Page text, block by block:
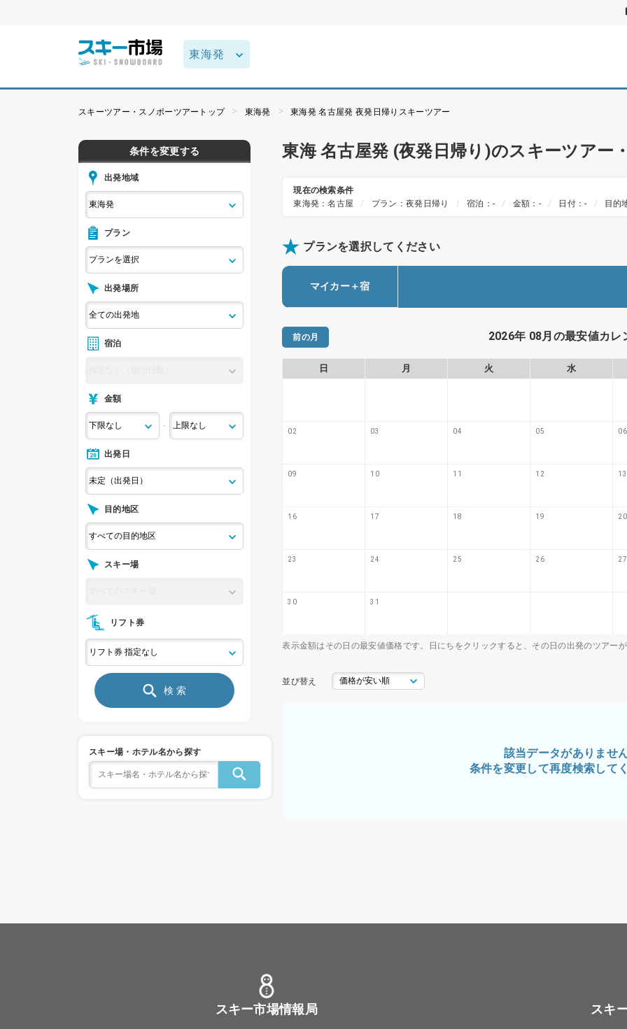
スキーツアー・スノボーツアートップ 東海発 東海発 名古屋発 夜発日帰りスキーツアー
条件を変更する
出発地域
プラン
出発場所
宿泊
金額
-
出発日
目的地区
スキー場
リフト券
検 索
スキー場・ホテル名から探す
東海 名古屋発 (夜発日帰り)のスキーツアー
現在の検索条件
東海発：名古屋
プラン：夜発日帰り 宿泊：- 金額：- 日付：- 目的
プランを選択してください
マイカー＋宿
前の月 2026年 08月の最安値カレ
日 月 火 水
02 03 04 05 06
09 10 11 12 13
16 17 18 19 20
23 24 25 26 27
30 31
表示金額はその日の最安値価格です。日にちをクリックすると、その日の出発のツアーが
並び替え
該当データがありません
条件を変更して再度検索して
スキー市場情報局 スキ